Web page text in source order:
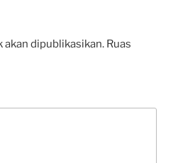
dipublikasikan. Ruas